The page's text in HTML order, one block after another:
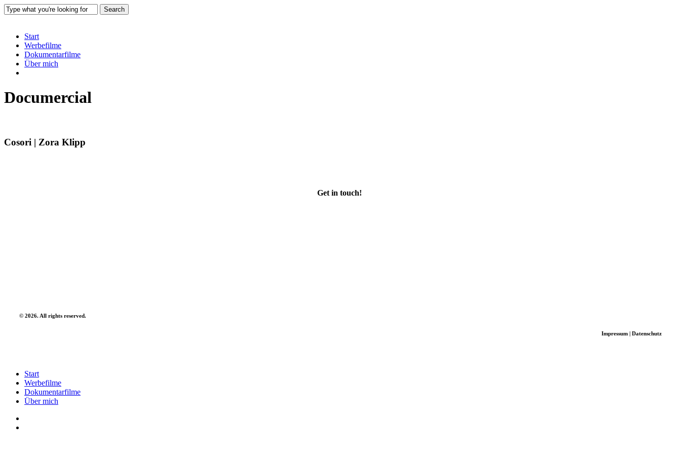
Skip
to
content
Search
Menu
Start
Werbefilme
Dokumentarfilme
Über mich
Documercial
Cosori | Zora Klipp
Get in touch!
© 2026. All rights reserved.
Impressum | Datenschutz
Close
Menu
Start
Werbefilme
Dokumentarfilme
Über mich